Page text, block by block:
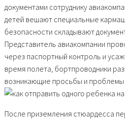
документами сотруднику
детей вешают специальные
безопасности складывают
Представитель авиакомпании
через паспортный контроль и
время полета, бортпроводники
возникающие просьбы и проблемы
После приземления стюардесса